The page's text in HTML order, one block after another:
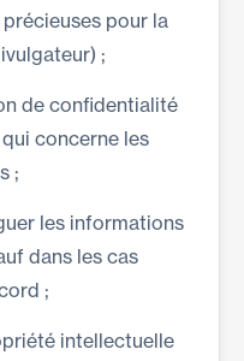
pour la
;
de confidentialité
concerne les
;
les informations
dans les cas
;
intellectuelle